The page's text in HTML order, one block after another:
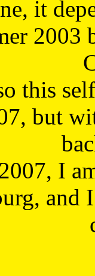
it
2003
this
but
I
and